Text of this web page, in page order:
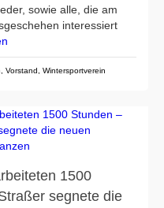
sowie alle, die am
interessiert
Vorstand Wintersportverein
1500
segnete die